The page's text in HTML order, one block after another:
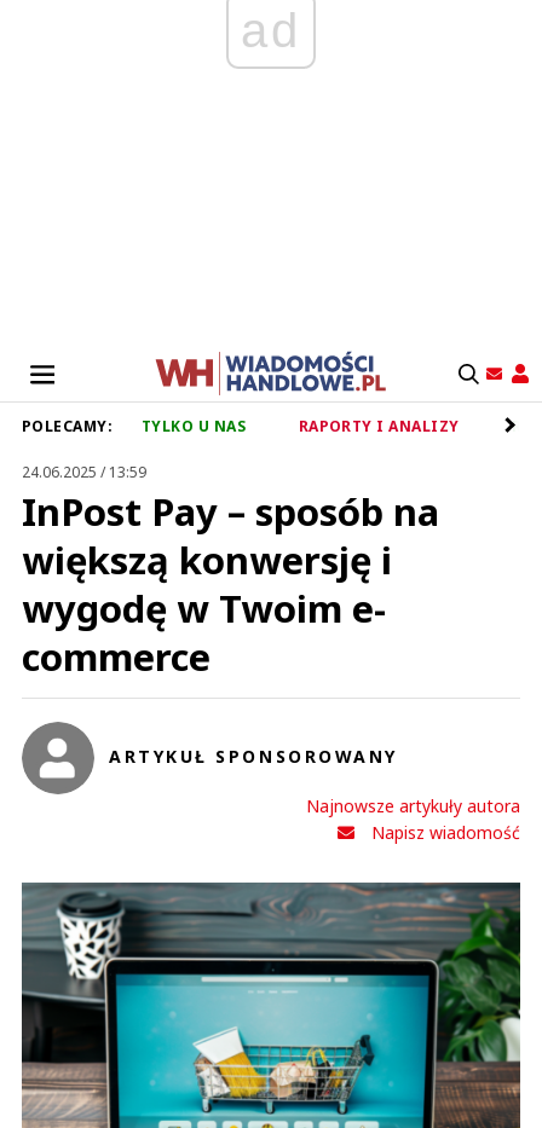
ad
POLECAMY: TYLKO U NAS RAPORTY I ANALIZY
24.06.2025 / 13:59
InPost Pay – sposób na
większą konwersję i
wygodę w Twoim e-
commerce
ARTYKUŁ SPONSOROWANY
Najnowsze artykuły autora
Napisz wiadomość